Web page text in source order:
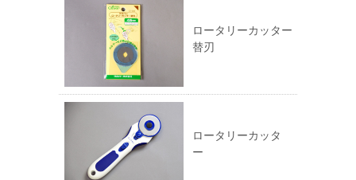
ロータリーカッター
替刃
ロータリーカッタ
ー